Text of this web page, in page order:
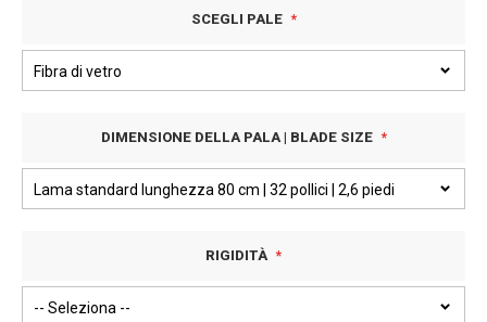
SCEGLI PALE
DIMENSIONE DELLA PALA | BLADE SIZE
RIGIDITÀ